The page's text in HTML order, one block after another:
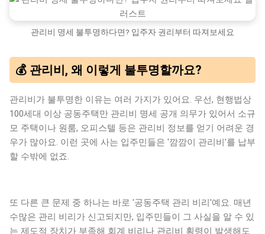
관리비 명세 불투명하다면? 입주자 권리부터 따져보세요
💰 관리비, 왜 이렇게 불투명할까요?
관리비가 불투명한 이유는 여러 가지가 있어요. 우선, 현행법상
100세대 이상 공동주택만 관리비 명세 공개 의무가 있어서 소규
모 주택이나 원룸, 오피스텔 등은 관리비 정보를 얻기 어려운 경
우가 많아요. 이런 곳에 사는 입주민들은 '깜깜이 관리비'를 납부
할 수밖에 없죠.
또 다른 큰 문제 중 하나는 바로 '공동주택 관리 비리'예요. 매년
수많은 관리 비리가 신고되지만, 입주민들이 그 사실을 알 수 있
는 제도적 장치가 부족해 회계 비리나 관리비 횡령이 발생해도